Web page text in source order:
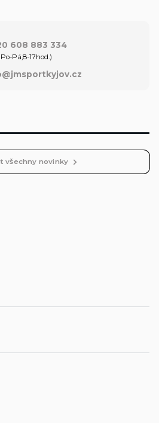
608 883 334
Pá,8-17hod.)
všechny novinky